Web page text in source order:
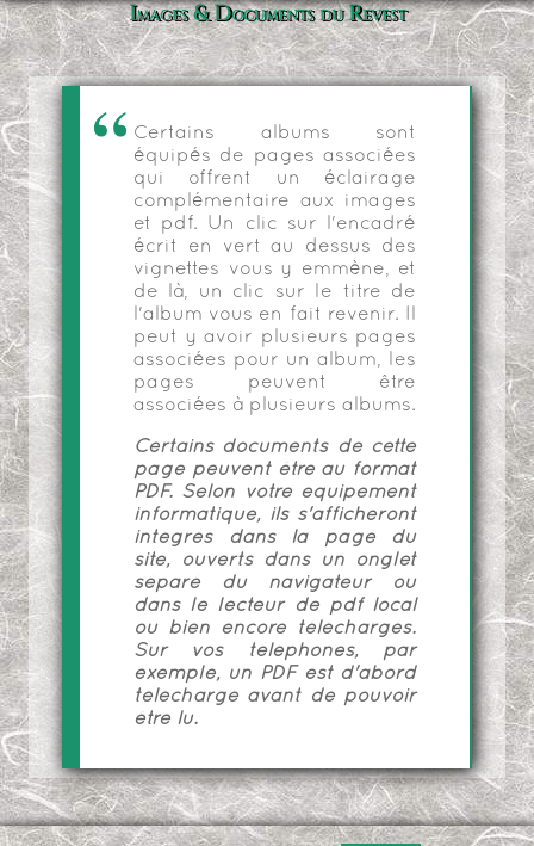
Images & Documents du Revest
Certains albums sont
équipés de pages associées
qui offrent un éclairage
complémentaire aux images
et pdf. Un clic sur l'encadré
écrit en vert au dessus des
vignettes vous y emmène, et
de là, un clic sur le titre de
l'album vous en fait revenir. Il
peut y avoir plusieurs pages
associées pour un album, les
pages peuvent être
associées à plusieurs albums.
Certains documents de cette
page peuvent être au format
PDF. Selon votre équipement
informatique, ils s'afficheront
intégrés dans la page du
site, ouverts dans un onglet
séparé du navigateur ou
dans le lecteur de pdf local
ou bien encore téléchargés.
Sur vos téléphones, par
exemple, un PDF est d'abord
téléchargé avant de pouvoir
être lu.